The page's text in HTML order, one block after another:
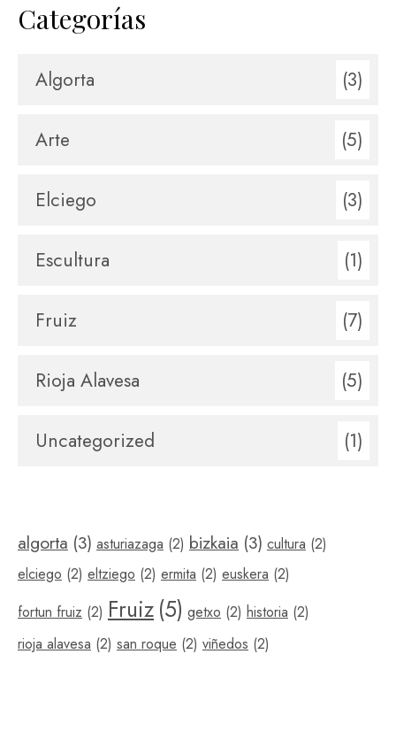
Categorías
Algorta (3)
Arte (5)
Elciego (3)
Escultura (1)
Fruiz (7)
Rioja Alavesa (5)
Uncategorized (1)
algorta (3) asturiazaga (2) bizkaia (3) cultura (2)
elciego (2) eltziego (2) ermita (2) euskera (2)
fortun fruiz (2) Fruiz(5) getxo (2) historia (2)
rioja alavesa (2) san roque (2) viñedos (2)